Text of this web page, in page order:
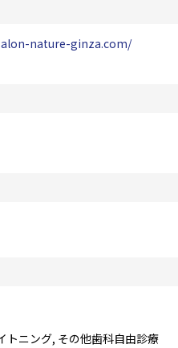
nature-ginza.com/
トニング, その他歯科自由診療